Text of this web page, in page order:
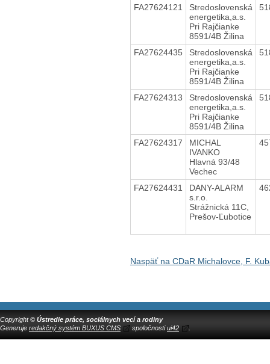
FA27624121
Stredoslovenská
energetika,a.s.
Pri Rajčianke
8591/4B Žilina
FA27624435
Stredoslovenská
energetika,a.s.
Pri Rajčianke
8591/4B Žilina
FA27624313
Stredoslovenská
energetika,a.s.
Pri Rajčianke
8591/4B Žilina
FA27624317
MICHAL
IVANKO
Hlavná 93/48
Vechec
FA27624431
DANY-ALARM
s.r.o.
Strážnická 11C,
Prešov-Ľubotice
Naspäť na CDaR Michalovce, F.
Copyright © Ústredie práce, sociálnych vecí a rodiny
Generuje redakčný systém BUXUS CMS spoločnostiui42